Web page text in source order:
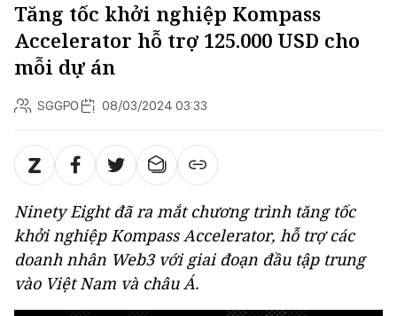
Tăng tốc khởi nghiệp Kompass
Accelerator hỗ trợ 125.000 USD cho
mỗi dự án
SGGPO 08/03/2024 03:33
Ninety Eight đã ra mắt chương trình tăng tốc
khởi nghiệp Kompass Accelerator, hỗ trợ các
doanh nhân Web3 với giai đoạn đầu tập trung
vào Việt Nam và châu Á.